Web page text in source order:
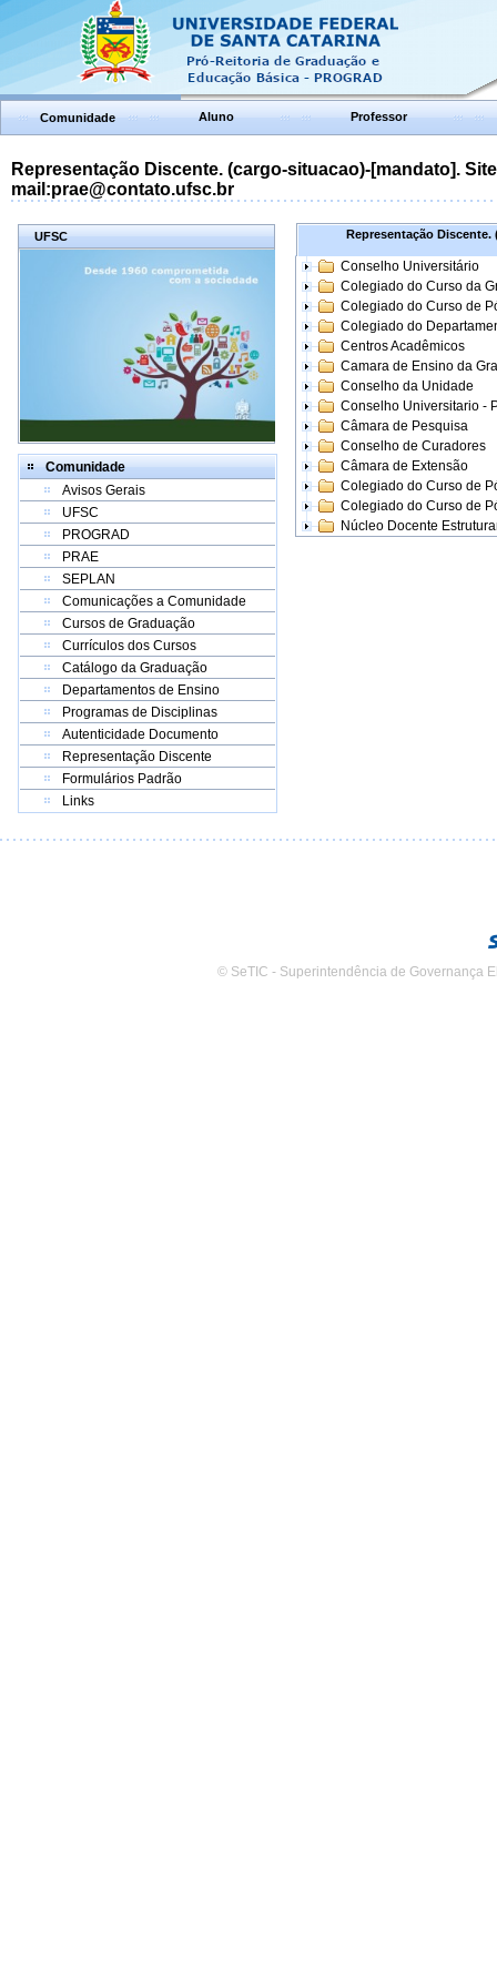
Comunidade Aluno Professor
Representação Discente. (cargo-situacao)-[mandato].
mail:prae@contato.ufsc.br
UFSC
Comunidade
Avisos Gerais
UFSC
PROGRAD
PRAE
SEPLAN
Comunicações a Comunidade
Cursos de Graduação
Currículos dos Cursos
Catálogo da Graduação
Departamentos de Ensino
Programas de Disciplinas
Autenticidade Documento
Representação Discente
Formulários Padrão
Links
Representação Discente.
Conselho Universitário
Colegiado do Curso da
Colegiado do Curso de
Colegiado do
Centros Acadêmicos
Camara de Ensino da
Conselho da Unidade
Conselho Universitario -
Câmara de Pesquisa
Conselho de Curadores
Câmara de Extensão
Colegiado do Curso de
Colegiado do Curso de
Núcleo Docente
© SeTIC - Superintendência de Governança